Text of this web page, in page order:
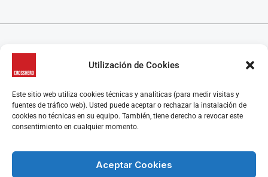
Utilización de Cookies
Este sitio web utiliza cookies técnicas y analíticas (para medir visitas y
fuentes de tráfico web). Usted puede aceptar o rechazar la instalación de
cookies no técnicas en su equipo. También, tiene derecho a revocar este
consentimiento en cualquier momento.
Aceptar Cookies
CrossHero es un software y app todo en uno, para la gestión de gimnasios, centros de
CrossFit, escuelas de artes marciales, estudios de yoga y/o pilates y centros de danza, que
Algunas características destacadas son el control de acceso, la gestión de reservas de clases y
control de aforo, programación de rutinas y seguimiento de marcas, el control de membresías
y facturación, la gestión y automatización de los pagos y los cobros, retención y recuperación
de clientes y muchas más funcionalidades que te harán la gestión del día a día de tu centro